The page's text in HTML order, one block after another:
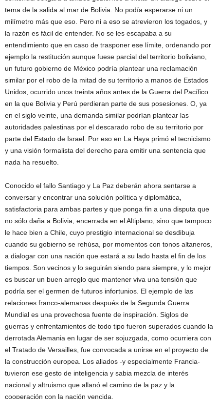
tema de la salida al mar de Bolivia. No podía esperarse ni un
milímetro más que eso. Pero ni a eso se atrevieron los togados, y
la razón es fácil de entender. No se les escapaba a su
entendimiento que en caso de trasponer ese límite, ordenando por
ejemplo la restitución aunque fuese parcial del territorio boliviano,
un futuro gobierno de México podría plantear una reclamación
similar por el robo de la mitad de su territorio a manos de Estados
Unidos, ocurrido unos treinta años antes de la Guerra del Pacífico
en la que Bolivia y Perú perdieran parte de sus posesiones. O, ya
en el siglo veinte, una demanda similar podrían plantear las
autoridades palestinas por el descarado robo de su territorio por
parte del Estado de Israel. Por eso en La Haya primó el tecnicismo
y una visión formalista del derecho para emitir una sentencia que
nada ha resuelto.
Conocido el fallo Santiago y La Paz deberán ahora sentarse a
conversar y encontrar una solución política y diplomática,
satisfactoria para ambas partes y que ponga fin a una disputa que
no sólo daña a Bolivia, encerrada en el Altiplano, sino que tampoco
le hace bien a Chile, cuyo prestigio internacional se desdibuja
cuando su gobierno se rehúsa, por momentos con tonos altaneros,
a dialogar con una nación que estará a su lado hasta el fin de los
tiempos. Son vecinos y lo seguirán siendo para siempre, y lo mejor
es buscar un buen arreglo que mantener viva una tensión que
podría ser el germen de futuros infortunios. El ejemplo de las
relaciones franco-alemanas después de la Segunda Guerra
Mundial es una provechosa fuente de inspiración. Siglos de
guerras y enfrentamientos de todo tipo fueron superados cuando la
derrotada Alemania en lugar de ser sojuzgada, como ocurriera con
el Tratado de Versailles, fue convocada a unirse en el proyecto de
la construcción europea. Los aliados -y especialmente Francia-
tuvieron ese gesto de inteligencia y sabia mezcla de interés
nacional y altruismo que allanó el camino de la paz y la
cooperación con la nación vencida.